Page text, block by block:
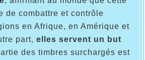
de combattre et contrôle
en Afrique, en Amérique et
part, elles servent un but
des timbres surchargés est